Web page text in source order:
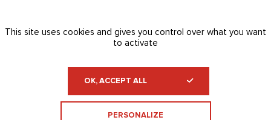
ENTREPRISE FRANÇAISE
This site uses cookies and gives you control over what you want
to activate
OK, ACCEPT ALL
PERSONALIZE